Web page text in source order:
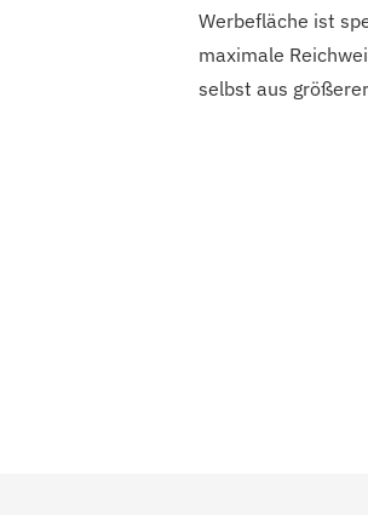
Werbefläche ist
maximale
selbst aus